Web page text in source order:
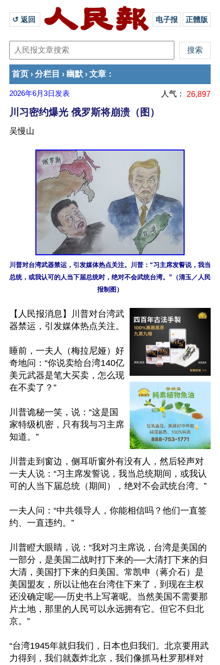
↺ 返回 电子报 正體版
首页 › 分栏目 › 幽默 › 文章 ：
2026年6月3日 发表 人气： 26,897
川习密约爆光 俄罗斯将崩溃（图）
吴慢山
川普对台湾武器禁运，引发媒体热点关注。川普：“习主席发誓说，我当
总统，或我认可的人当下届总统时，绝对不会武统台湾。”（清玉／人民
报制图）
【人民报消息】川普对台湾武
器禁运，引发媒体热点关注。
睡前，一夫人（梅拉尼娅）好
奇地问：“你说卖给台湾140亿
美元武器是笔大买卖，怎么现
在不卖了？”
川普诡秘一笑，说：“这是国
家特级机密，只有我与习主席
知道。”
川普走到窗边，侧耳听窗外有没有人，然后轻声对
一夫人说：“习主席发誓说，我当总统期间，或我认
可的人当下届总统（期间），绝对不会武统台湾。”
一夫人问：“中共领导人，你能相信吗？他们一直签
约、一直违约。”
川普瞪大眼睛，说：“我对习主席说，台湾是美国的
一部分，是美国二战时打下来的──大清打下来的归
大清，美国打下来的归美国。常凯申（蒋介石）是
美国盟友，所以让他在台湾住下来了，到现在主权
还没确定呢──历史书上写著呢。当然美国不需要那
片土地，那里的人民可以永远拥有它。但它不归北
京。”
“台湾1945年就归我们，日本也归我们。北京要用武
力得到，我们就轰炸北京，我们像抓马杜罗那样对